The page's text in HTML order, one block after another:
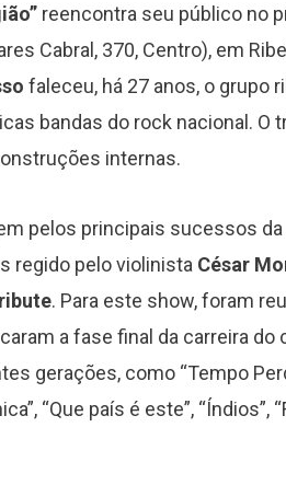
reencontra seu público no
Cabral, 370, Centro), em
faleceu, há 27 anos, o grupo
bandas do rock nacional. O
internas.
pelos principais sucessos da
regido pelo violinista César
. Para este show, foram
a fase final da carreira
gerações, como “Tempo
“Que país é este”, “Índios”,